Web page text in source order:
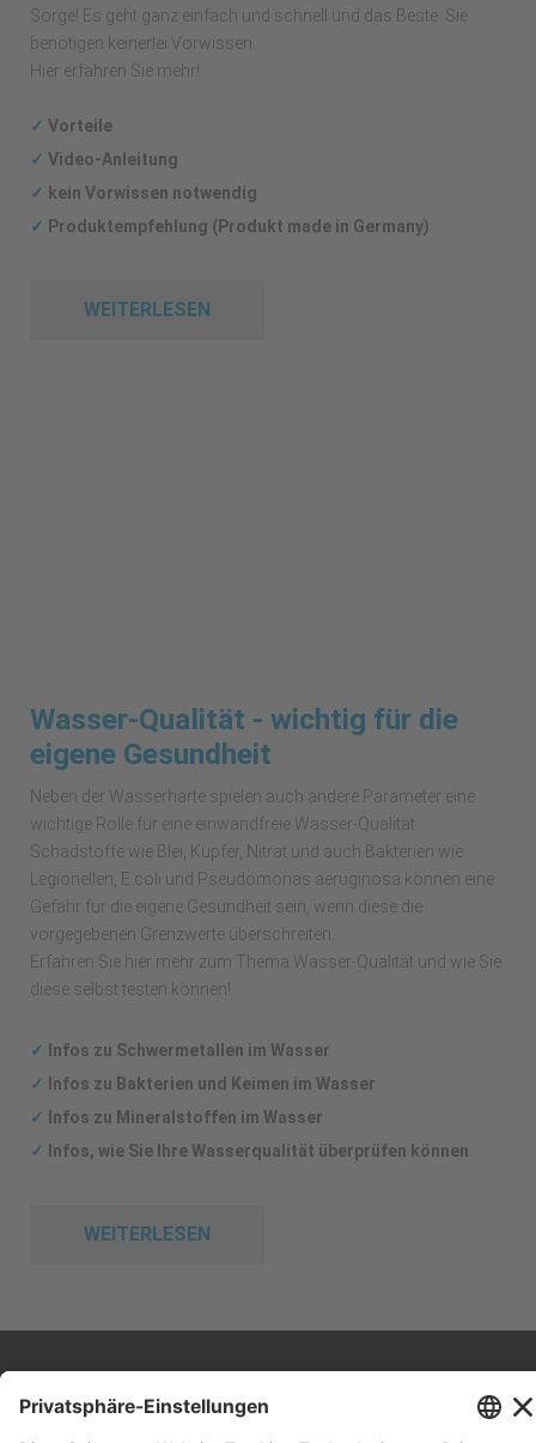
Sorge! Es geht ganz einfach und schnell und das Beste: Sie
benötigen keinerlei Vorwissen.
Hier erfahren Sie mehr!
✓ Vorteile
✓ Video-Anleitung
✓ kein Vorwissen notwendig
✓ Produktempfehlung (Produkt made in Germany)
WEITERLESEN
Wasser-Qualität - wichtig für die
eigene Gesundheit
Neben der Wasserhärte spielen auch andere Parameter eine
wichtige Rolle für eine einwandfreie Wasser-Qualität.
Schadstoffe wie Blei, Kupfer, Nitrat und auch Bakterien wie
Legionellen, E.coli und Pseudomonas aeruginosa können eine
Gefahr für die eigene Gesundheit sein, wenn diese die
vorgegebenen Grenzwerte überschreiten.
Erfahren Sie hier mehr zum Thema Wasser-Qualität und wie Sie
diese selbst testen können!
✓
Infos zu Schwermetallen im Wasser
✓
Infos zu Bakterien und Keimen im Wasser
✓
Infos zu Mineralstoffen im Wasser
✓
Infos, wie Sie Ihre Wasserqualität überprüfen können
WEITERLESEN